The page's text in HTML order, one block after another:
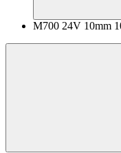
M700 24V 10mm